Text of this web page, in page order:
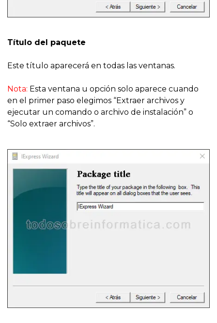
Título del paquete
Este título aparecerá en todas las ventanas.
Nota: Esta ventana u opción solo aparece cuando
en el primer paso elegimos “Extraer archivos y
ejecutar un comando o archivo de instalación” o
“Solo extraer archivos”.